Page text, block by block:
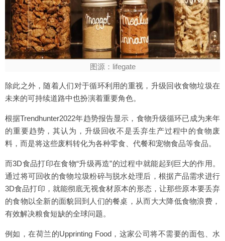
图源：lifegate
除此之外，随着人们对于循环利用的重视，升级回收食物垃圾在
未来的可持续道路中也扮演着重要角色。
根据Trendhunter2022年趋势报告显示，食物升级循环已成为来年
的重要趋势，其认为，升级回收不是丢弃生产过程中的食物废
料，而是将这些废料转化为各种零食、代餐和宠物食品等食品。
而3D食品打印在食物“升级再造”的过程中就能起到巨大的作用。
通过将可回收的食物垃圾粉碎与脱水处理后，根据产品需求进行
3D食品打印，就能彻底无视食材原本的形态，让那些原本要丢弃
的食物以全新的面貌回到人们的餐桌，从而大大降低食物浪费，
有效解决粮食短缺的全球问题。
例如，在荷兰的Upprinting Food，这家公司将不需要的面包、水